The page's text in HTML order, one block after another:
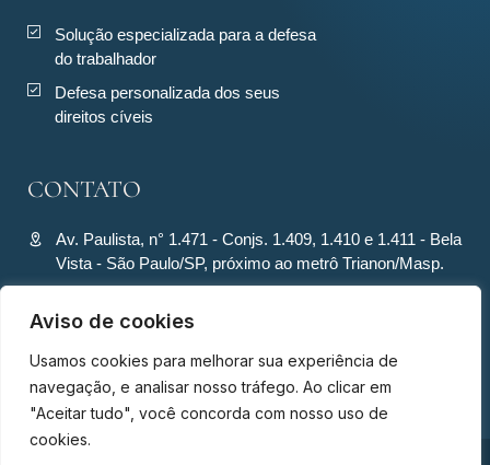
Aviso de cookies
Usamos cookies para melhorar sua experiência de
navegação, e analisar nosso tráfego. Ao clicar em
"Aceitar tudo", você concorda com nosso uso de
cookies.
Solução especializada para a defesa
do trabalhador
Defesa personalizada dos seus
direitos cíveis
CONTATO
Av. Paulista, n° 1.471 - Conjs. 1.409, 1.410 e 1.411 - Bela
Vista - São Paulo/SP, próximo ao metrô Trianon/Masp.
(11) 94280-4701